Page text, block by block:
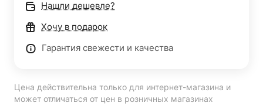
Нашли дешевле?
Хочу в подарок
Гарантия свежести и качества
Цена действительна только для интернет-магазина и
может отличаться от цен в розничных магазинах